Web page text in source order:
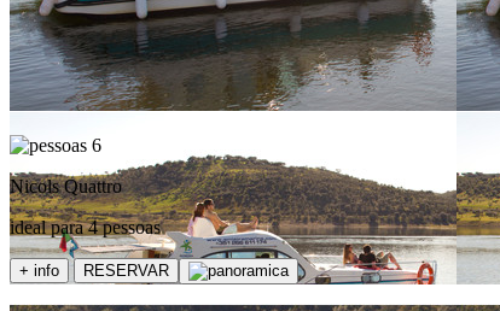
6
Nicols Quattro
ideal para 4 pessoas
+ info RESERVAR